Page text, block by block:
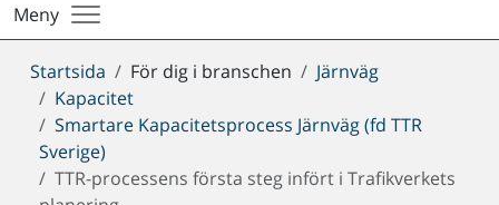
Meny
Du
är
här:
Startsida För dig i branschen
Järnväg
Kapacitet
Smartare Kapacitetsprocess Järnväg (fd TTR
Sverige)
TTR-processens första steg infört i Trafikverkets